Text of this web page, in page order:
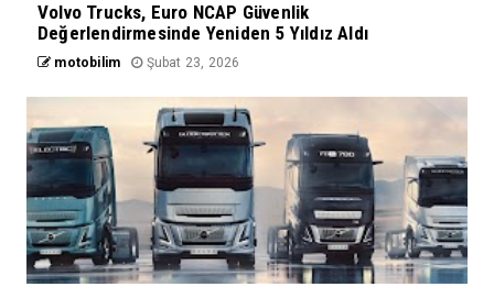
Volvo Trucks, Euro NCAP Güvenlik
Değerlendirmesinde Yeniden 5 Yıldız Aldı
motobilim Şubat 23, 2026